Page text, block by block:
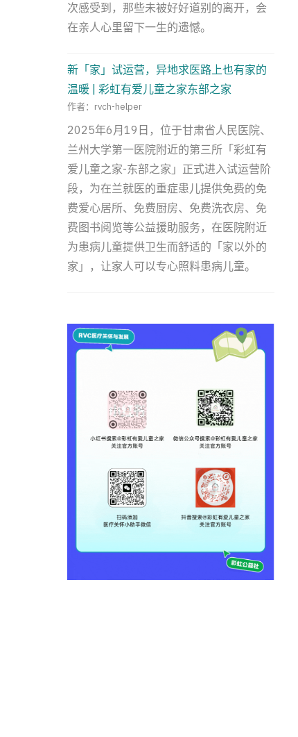
次感受到，那些未被好好道别的离开，会
在亲人心里留下一生的遗憾。
新「家」试运营，异地求医路上也有家的
温暖 | 彩虹有爱儿童之家东部之家
作者：rvch-helper
2025年6月19日，位于甘肃省人民医院、
兰州大学第一医院附近的第三所「彩虹有
爱儿童之家-东部之家」正式进入试运营阶
段，为在兰就医的重症患儿提供免费的免
费爱心居所、免费厨房、免费洗衣房、免
费图书阅览等公益援助服务，在医院附近
为患病儿童提供卫生而舒适的「家以外的
家」，让家人可以专心照料患病儿童。